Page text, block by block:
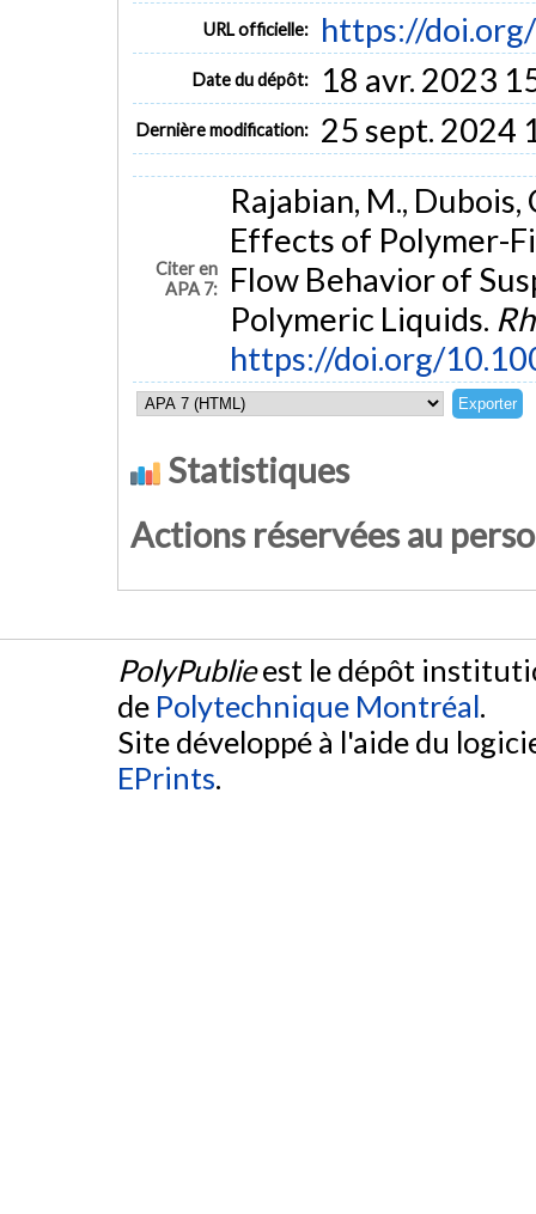
URL officielle: https://
Date du dépôt: 18 avr. 2023
Dernière modification: 25 sept. 2024
Citer en
APA 7:
Rajabian, M., Dubois,
Effects of Polymer-
Flow Behavior of
Polymeric Liquids.
https://doi.org/
Statistiques
Actions réservées au
PolyPublieest le dépôt
de Polytechnique Montréal.
Site développé à l'aide du
EPrints.